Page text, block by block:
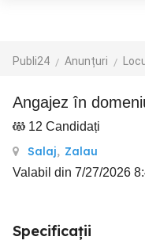
Publi24 Anunțuri
Angajez în
12 Candidați
Salaj, Zalau
Valabil din 7/27/2026
Specificații